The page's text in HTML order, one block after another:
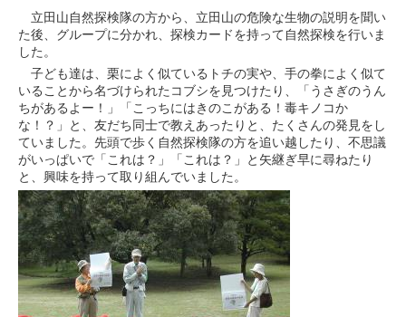
立田山自然探検隊の方から、立田山の危険な生物の説明を聞い
た後、グループに分かれ、探検カードを持って自然探検を行いま
した。
子ども達は、栗によく似ているトチの実や、手の拳によく似て
いることから名づけられたコブシを見つけたり、「うさぎのうん
ちがあるよー！」「こっちにはきのこがある！毒キノコか
な！？」と、友だち同士で教えあったりと、たくさんの発見をし
ていました。先頭で歩く自然探検隊の方を追い越したり、不思議
がいっぱいで「これは？」「これは？」と矢継ぎ早に尋ねたり
と、興味を持って取り組んでいました。